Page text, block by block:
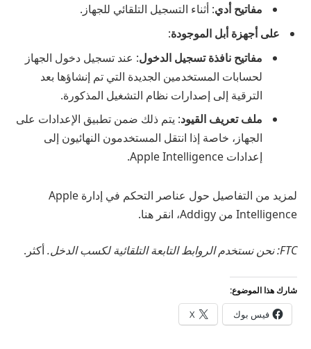
مفاتيح أدي: أثناء التسجيل التلقائي للجهاز.
على أجهزة أبل الموجودة:
مفاتيح نافذة تسجيل الدخول: عند تسجيل دخول الجهاز
لحسابات المستخدمين الجديدة التي تم إنشاؤها بعد
الترقية إلى إصدارات نظام التشغيل المذكورة.
ملف تعريف القيود: يتم ذلك ضمن تطبيق الإعدادات على
الجهاز، خاصة إذا انتقل المستخدمون النهائيون إلى
إعدادات Apple Intelligence.
لمزيد من التفاصيل حول عناصر التحكم في إدارة Apple
Intelligence من Addigy، انقر هنا.​
FTC: نحن نستخدم الروابط التابعة التلقائية لكسب الدخل. أكثر.
شارك هذا الموضوع:
فيس بوك X